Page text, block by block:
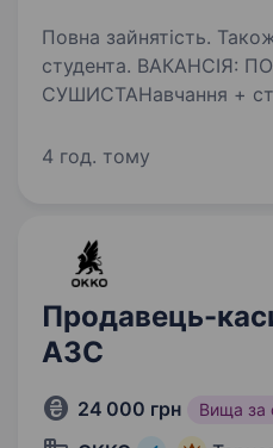
Повна зайнятість.
студента. ВАКАНСІЯ: ПОМІЧНИК
СУШИСТАНавчання +
Адреса: м. Тернопіль,
4 год. тому
Продавець-
АЗС
24 000 грн Вища за